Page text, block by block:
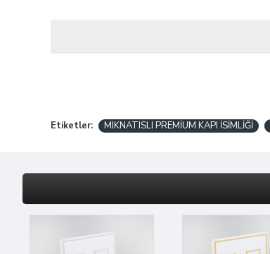
Etiketler: MIKNATISLI PREMİUM KAPI İSİMLİĞİ